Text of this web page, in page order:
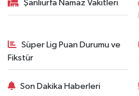
Şanlıurfa Namaz Vakitleri
Süper Lig Puan Durumu ve
Fikstür
Son Dakika Haberleri